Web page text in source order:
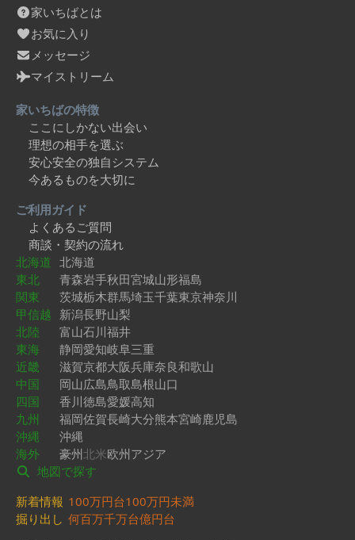
家いちばとは
お気に入り
メッセージ
マイストリーム
家いちばの特徴
ここにしかない出会い
理想の相手を選ぶ
安心安全の独自システム
今あるものを大切に
ご利用ガイド
よくあるご質問
商談・契約の流れ
北海道 北海道
東北
青森岩手秋田宮城山形福島
関東
茨城栃木群馬埼玉千葉東京神奈川
甲信越 新潟長野山梨
北陸
富山石川福井
東海
静岡愛知岐阜三重
近畿
滋賀京都大阪兵庫奈良和歌山
中国
岡山広島鳥取島根山口
四国
香川徳島愛媛高知
九州
福岡佐賀長崎大分熊本宮崎鹿児島
沖縄
沖縄
海外
豪州北米欧州アジア
地図で探す
新着情報 100万円台100万円未満
掘り出し 何百万千万台億円台